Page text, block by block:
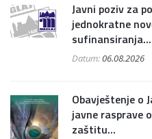
Javni poziv za
jednokratne
sufinansiranja...
Datum:06.08.2026
Obavještenje o
javne rasprave
zaštitu...